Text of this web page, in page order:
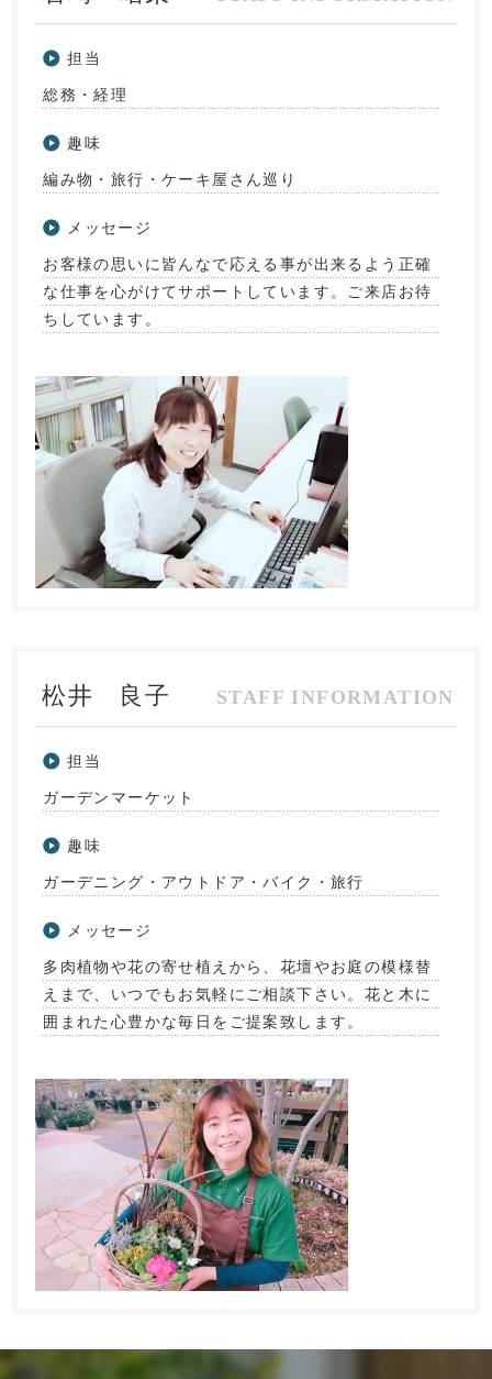
担当
総務・経理
趣味
編み物・旅行・ケーキ屋さん巡り
メッセージ
お客様の思いに皆んなで応える事が出来るよう正確
な仕事を心がけてサポートしています。ご来店お待
ちしています。
松井 良子
担当
ガーデンマーケット
趣味
ガーデニング・アウトドア・バイク・旅行
メッセージ
多肉植物や花の寄せ植えから、花壇やお庭の模様替
えまで、いつでもお気軽にご相談下さい。花と木に
囲まれた心豊かな毎日をご提案致します。